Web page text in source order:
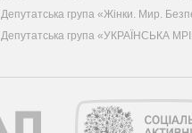
Депутатська група «Жінки. Мир.
Депутатська група «УКРАЇНСЬКА